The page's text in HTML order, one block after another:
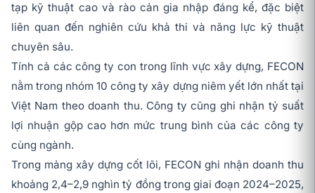
tạp kỹ thuật cao và rào cản gia nhập đáng kể, đặc biệt
liên quan đến nghiên cứu khả thi và năng lực kỹ thuật
chuyên sâu.
Tính cả các công ty con trong lĩnh vực xây dựng, FECON
nằm trong nhóm 10 công ty xây dựng niêm yết lớn nhất tại
Việt Nam theo doanh thu. Công ty cũng ghi nhận tỷ suất
lợi nhuận gộp cao hơn mức trung bình của các công ty
cùng ngành.
Trong mảng xây dựng cốt lõi, FECON ghi nhận doanh thu
khoảng 2,4–2,9 nghìn tỷ đồng trong giai đoạn 2024–2025,